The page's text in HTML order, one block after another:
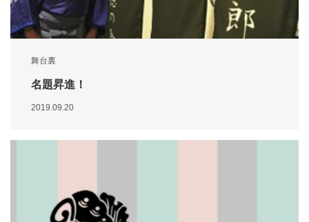
舞台裏
名題昇進！
2019.09.20